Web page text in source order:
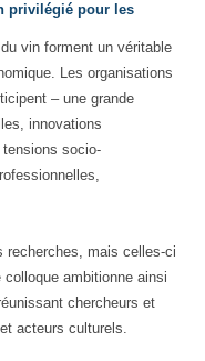
privilégié pour les
vin forment un véritable
Les organisations
– une grande
innovations
socio-
recherches, mais celles-ci
ambitionne ainsi
chercheurs et
acteurs culturels.